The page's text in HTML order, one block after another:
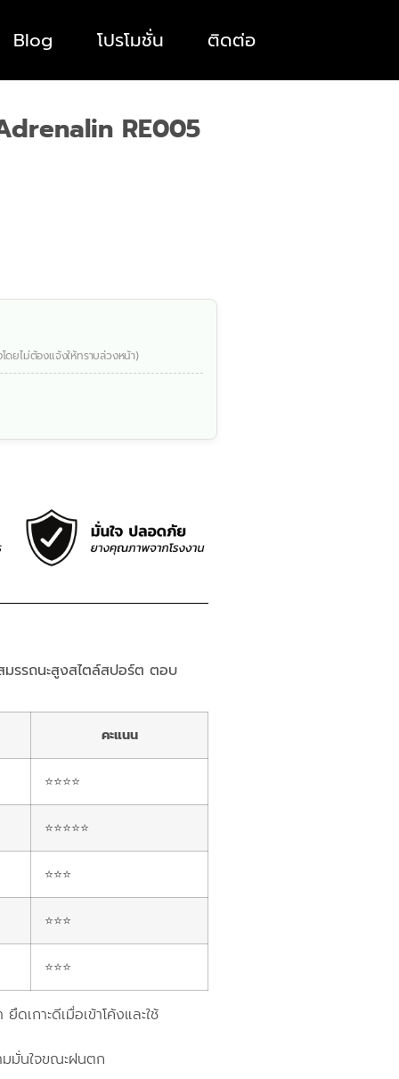
Blog โปรโมชั่น ติดต่อ
RE005
ดยไม่ต้องแจ้งให้ทราบล่วงหน้า)
รรถนะสูงสไตล์สปอร์ต ตอบ
คะแนน
⭐⭐⭐⭐
⭐⭐⭐⭐⭐
⭐⭐⭐
⭐⭐⭐
⭐⭐⭐
เกาะดีเมื่อเข้าโค้งและใช้
มั่นใจขณะฝนตก